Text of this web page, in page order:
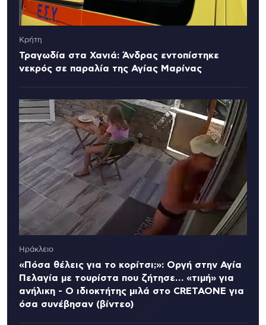
Κρήτη
Τραγωδία στα Χανιά: Άνδρας εντοπίστηκε
νεκρός σε παραλία της Αγίας Μαρίνας
Ηράκλειο
«Πόσα θέλεις για το κορίτσι;»: Οργή στην Αγία
Πελαγία με τουρίστα που ζήτησε… «τιμή» για
ανήλικη - Ο ιδιοκτήτης μιλά στο CRETAONE για
όσα συνέβησαν (βίντεο)